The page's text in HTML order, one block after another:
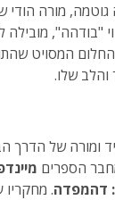
מורה הודי
"בודהה",
המסויט
שלו.
ומורה של הדרך
הספרים
דהמפדה. מחקריו